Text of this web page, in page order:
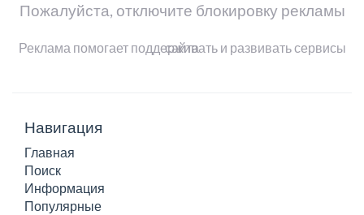
Пожалуйста, отключите блокировку рекламы
Реклама помогает поддерживать и развивать сервисы сайта
Навигация
Главная
Поиск
Информация
Популярные